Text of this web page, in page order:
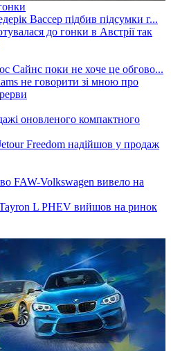
до гонки в Австрії так
не говорити зі мною про
Freedom надійшов у продаж
L PHEV вийшов на ринок